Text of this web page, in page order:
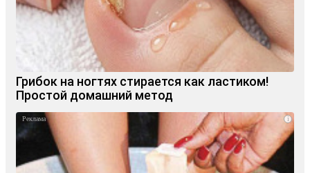
Грибок на ногтях стирается как ластиком!
Простой домашний метод
i